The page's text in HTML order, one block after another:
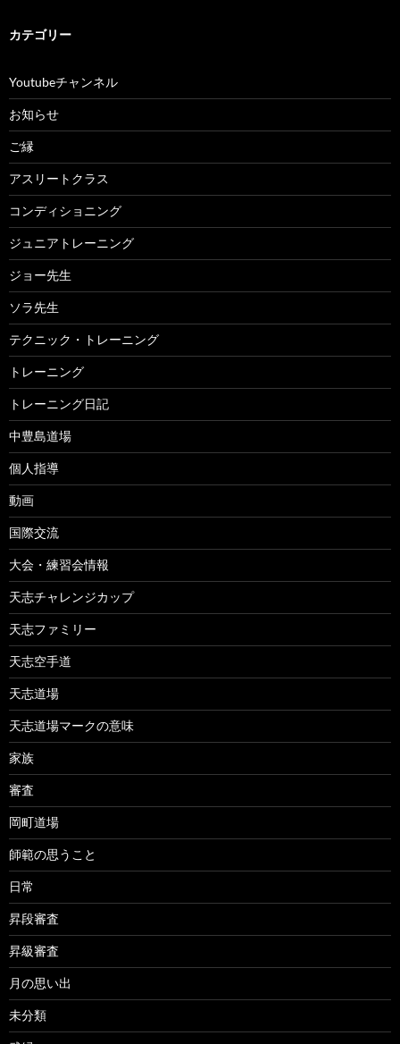
カテゴリー
Youtubeチャンネル
お知らせ
ご縁
アスリートクラス
コンディショニング
ジュニアトレーニング
ジョー先生
ソラ先生
テクニック・トレーニング
トレーニング
トレーニング日記
中豊島道場
個人指導
動画
国際交流
大会・練習会情報
天志チャレンジカップ
天志ファミリー
天志空手道
天志道場
天志道場マークの意味
家族
審査
岡町道場
師範の思うこと
日常
昇段審査
昇級審査
月の思い出
未分類